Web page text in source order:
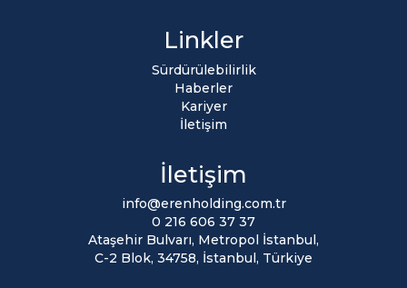
Linkler
Sürdürülebilirlik
Haberler
Kariyer
İletişim
İletişim
info@erenholding.com.tr
0 216 606 37 37
Ataşehir Bulvarı, Metropol İstanbul,
C-2 Blok, 34758, İstanbul, Türkiye